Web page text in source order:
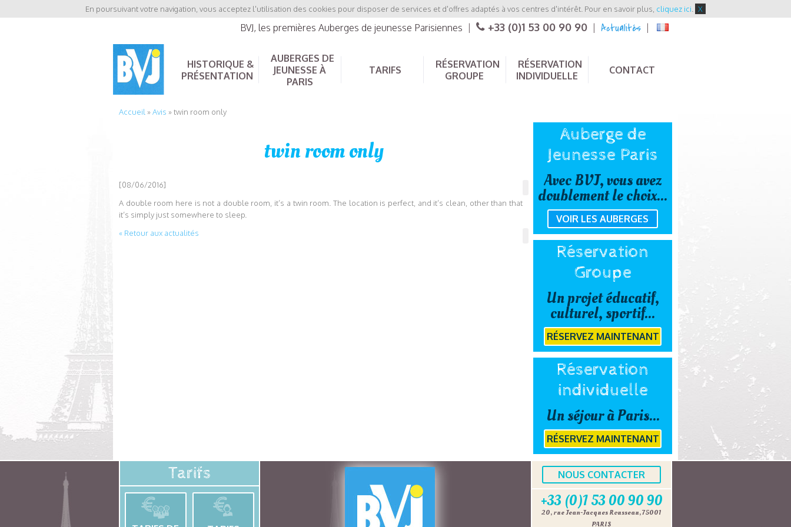
En poursuivant votre navigation, vous acceptez l'utilisation des cookies pour disposer de services et d'offres adaptés à vos centres d'intérêt. Pour en savoir plus, cliquez ici X
BVJ, les premières Auberges de jeunesse Parisiennes +33 (0)1 53 00 90 90 Actualités
HISTORIQUE &
PRÉSENTATION
AUBERGES DE
JEUNESSE À
PARIS
TARIFS
RÉSERVATION
GROUPE
RÉSERVATION
INDIVIDUELLE
CONTACT
Accueil »Avis »twin room only
twin room only
[08/06/2016]
A double room here is not a double room, it’s a twin room. The location is perfect, and it’s clean, other than that
it’s simply just somewhere to sleep.
« Retour aux actualités
Auberge de
Jeunesse Paris
Avec BVJ, vous avez
doublement le choix...
VOIR LES AUBERGES
Réservation
Groupe
Un projet éducatif,
culturel, sportif...
RÉSERVEZ MAINTENANT
Réservation
individuelle
Un séjour à Paris...
RÉSERVEZ MAINTENANT
Tarifs NOUS CONTACTER
+33 (0)1 53 00 90 90
20, rue Jean-Jacques Rousseau, 75001
PARIS